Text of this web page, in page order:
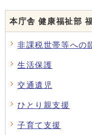
本庁舎 健康福祉部
非課税世帯等への
生活保護
交通遺児
ひとり親支援
子育て支援